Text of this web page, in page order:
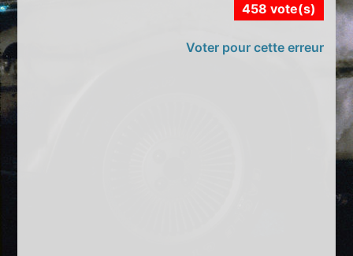
458 vote(s)
Voter pour cette erreur